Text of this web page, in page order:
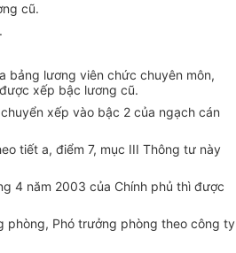
cũ.
bảng lương viên chức chuyên môn,
xếp bậc lương cũ.
xếp vào bậc 2 của ngạch cán
tiết a, điểm 7, mục III Thông tư này
4 năm 2003 của Chính phủ thì được
Phó trưởng phòng theo công ty